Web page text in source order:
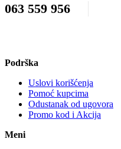
063 559 956
Podrška
Uslovi korišćenja
Pomoć kupcima
Odustanak od ugovora
Promo kod i Akcija
Meni